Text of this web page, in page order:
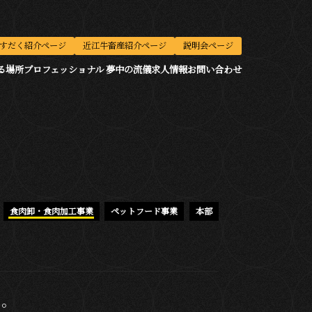
だく紹介ページ 近江牛畜産紹介ページ 説明会ページ
場所プロフェッショナル 夢中の流儀求人情報お問い合わせ
食肉卸・食肉加工事業 ペットフード事業 本部